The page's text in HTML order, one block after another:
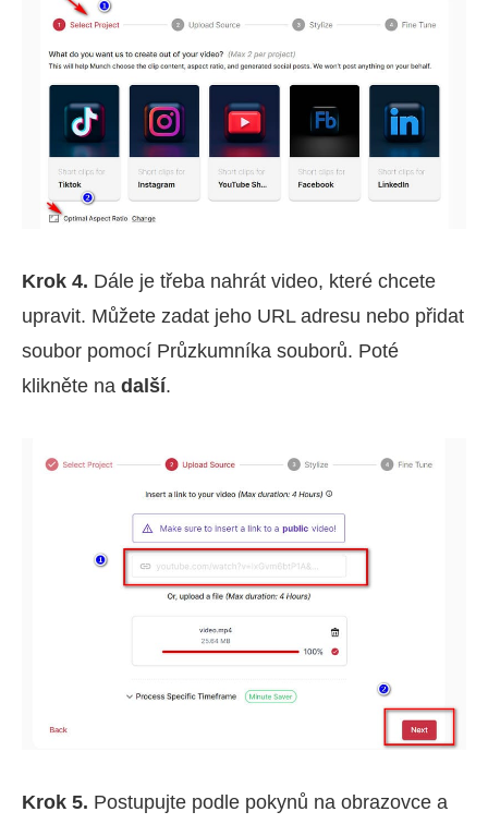
Krok 4. Dále je třeba nahrát video, které chcete
upravit. Můžete zadat jeho URL adresu nebo přidat
soubor pomocí Průzkumníka souborů. Poté
klikněte na další.
Krok 5. Postupujte podle pokynů na obrazovce a